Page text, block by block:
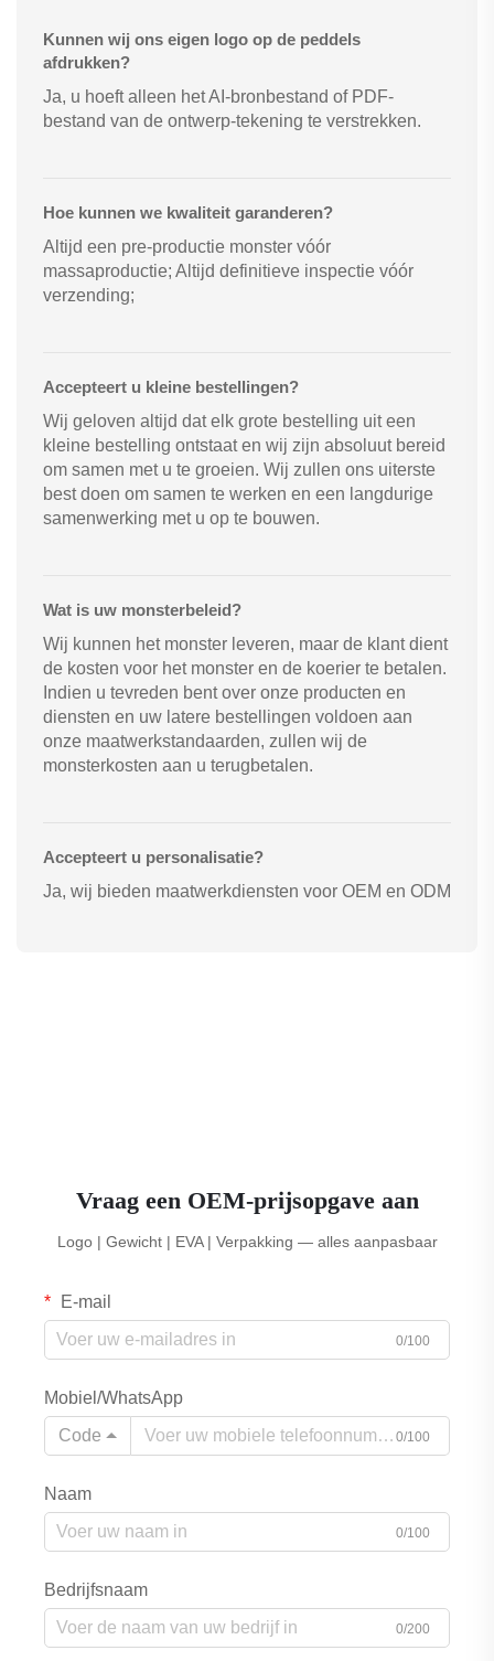
Kunnen wij ons eigen logo op de peddels
afdrukken?
Ja, u hoeft alleen het AI-bronbestand of PDF-
bestand van de ontwerp-tekening te verstrekken.
Hoe kunnen we kwaliteit garanderen?
Altijd een pre-productie monster vóór
massaproductie; Altijd definitieve inspectie vóór
verzending;
Accepteert u kleine bestellingen?
Wij geloven altijd dat elk grote bestelling uit een
kleine bestelling ontstaat en wij zijn absoluut bereid
om samen met u te groeien. Wij zullen ons uiterste
best doen om samen te werken en een langdurige
samenwerking met u op te bouwen.
Wat is uw monsterbeleid?
Wij kunnen het monster leveren, maar de klant dient
de kosten voor het monster en de koerier te betalen.
Indien u tevreden bent over onze producten en
diensten en uw latere bestellingen voldoen aan
onze maatwerkstandaarden, zullen wij de
monsterkosten aan u terugbetalen.
Accepteert u personalisatie?
Ja, wij bieden maatwerkdiensten voor OEM en ODM
Vraag een OEM-prijsopgave aan
Logo | Gewicht | EVA | Verpakking — alles aanpasbaar
E-mail
0/100
Mobiel/WhatsApp
Code
0/100
Naam
0/100
Bedrijfsnaam
0/200